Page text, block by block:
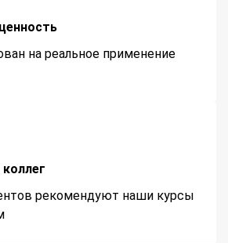
на реальное применение
рекомендуют наши курсы